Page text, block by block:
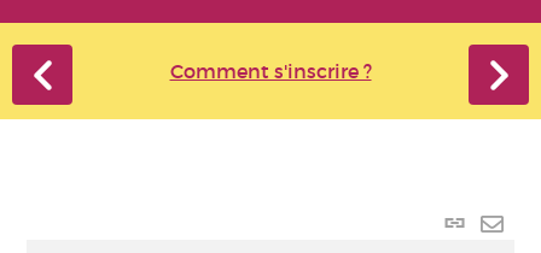
Comment s'inscrire ?
Lien